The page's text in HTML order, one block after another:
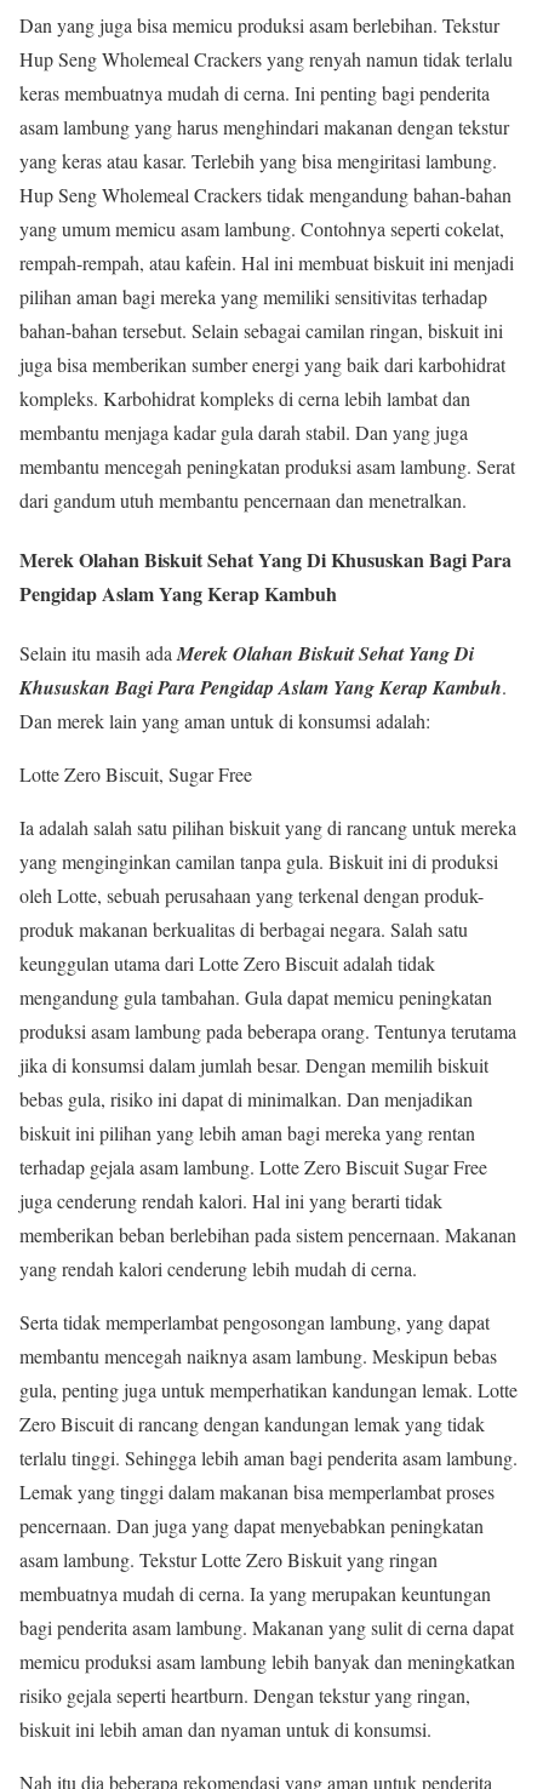
Dan yang juga bisa memicu produksi asam berlebihan. Tekstur
Hup Seng Wholemeal Crackers yang renyah namun tidak terlalu
keras membuatnya mudah di cerna. Ini penting bagi penderita
asam lambung yang harus menghindari makanan dengan tekstur
yang keras atau kasar. Terlebih yang bisa mengiritasi lambung.
Hup Seng Wholemeal Crackers tidak mengandung bahan-bahan
yang umum memicu asam lambung. Contohnya seperti cokelat,
rempah-rempah, atau kafein. Hal ini membuat biskuit ini menjadi
pilihan aman bagi mereka yang memiliki sensitivitas terhadap
bahan-bahan tersebut. Selain sebagai camilan ringan, biskuit ini
juga bisa memberikan sumber energi yang baik dari karbohidrat
kompleks. Karbohidrat kompleks di cerna lebih lambat dan
membantu menjaga kadar gula darah stabil. Dan yang juga
membantu mencegah peningkatan produksi asam lambung. Serat
dari gandum utuh membantu pencernaan dan menetralkan.
Merek Olahan Biskuit Sehat Yang Di Khususkan Bagi Para
Pengidap Aslam Yang Kerap Kambuh
Selain itu masih adaMerek Olahan Biskuit Sehat Yang Di
Khususkan Bagi Para Pengidap Aslam Yang Kerap Kambuh.
Dan merek lain yang aman untuk di konsumsi adalah:
Lotte Zero Biscuit, Sugar Free
Ia adalah salah satu pilihan biskuit yang di rancang untuk mereka
yang menginginkan camilan tanpa gula. Biskuit ini di produksi
oleh Lotte, sebuah perusahaan yang terkenal dengan produk-
produk makanan berkualitas di berbagai negara. Salah satu
keunggulan utama dari Lotte Zero Biscuit adalah tidak
mengandung gula tambahan. Gula dapat memicu peningkatan
produksi asam lambung pada beberapa orang. Tentunya terutama
jika di konsumsi dalam jumlah besar. Dengan memilih biskuit
bebas gula, risiko ini dapat di minimalkan. Dan menjadikan
biskuit ini pilihan yang lebih aman bagi mereka yang rentan
terhadap gejala asam lambung. Lotte Zero Biscuit Sugar Free
juga cenderung rendah kalori. Hal ini yang berarti tidak
memberikan beban berlebihan pada sistem pencernaan. Makanan
yang rendah kalori cenderung lebih mudah di cerna.
Serta tidak memperlambat pengosongan lambung, yang dapat
membantu mencegah naiknya asam lambung. Meskipun bebas
gula, penting juga untuk memperhatikan kandungan lemak. Lotte
Zero Biscuit di rancang dengan kandungan lemak yang tidak
terlalu tinggi. Sehingga lebih aman bagi penderita asam lambung.
Lemak yang tinggi dalam makanan bisa memperlambat proses
pencernaan. Dan juga yang dapat menyebabkan peningkatan
asam lambung. Tekstur Lotte Zero Biskuit yang ringan
membuatnya mudah di cerna. Ia yang merupakan keuntungan
bagi penderita asam lambung. Makanan yang sulit di cerna dapat
memicu produksi asam lambung lebih banyak dan meningkatkan
risiko gejala seperti heartburn. Dengan tekstur yang ringan,
biskuit ini lebih aman dan nyaman untuk di konsumsi.
Nah itu dia beberapa rekomendasi yang aman untuk penderita